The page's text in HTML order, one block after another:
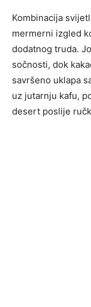
Kombinacija
mermerni izgled
dodatnog truda.
sočnosti, dok
savršeno uklapa
uz jutarnju kafu,
desert poslije